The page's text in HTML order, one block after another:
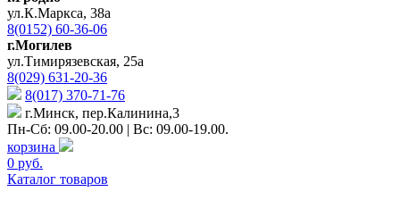
ул.К.Маркса, 38а
8(0152) 60-36-06
г.Могилев
ул.Тимирязевская, 25а
8(029) 631-20-36
8(017) 370-71-76
г.Минск, пер.Калинина,3
Пн-Сб: 09.00-20.00 | Вс: 09.00-19.00.
корзина
0 руб.
Каталог товаров